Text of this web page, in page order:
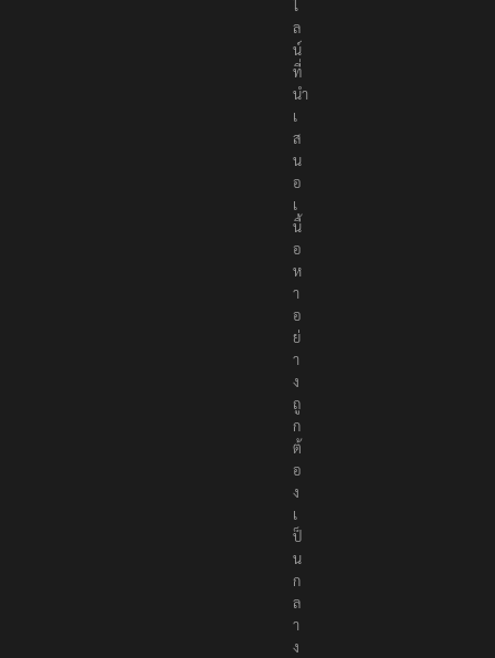
ไ
ล
น์
ที่
นำ
เ
ส
น
อ
เ
นื้
อ
ห
า
อ
ย่
า
ง
ถู
ก
ต้
อ
ง
เ
ป็
น
ก
ล
า
ง